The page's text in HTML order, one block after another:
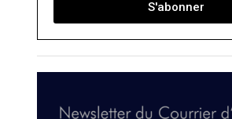
S'abonner